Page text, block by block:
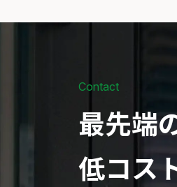
Contact
最先端
低コス